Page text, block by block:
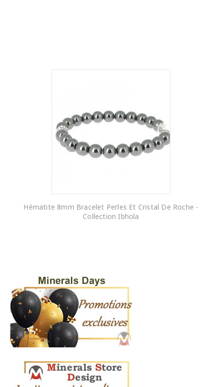
Hématite 8mm Bracelet Perles Et Cristal De Roche -
Collection Ibhola